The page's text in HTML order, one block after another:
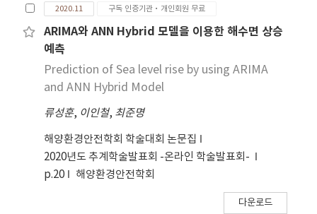
2020.11 구독 인증기관·개인회원 무료
ARIMA와 ANN Hybrid 모델을 이용한 해수면 상승
예측
Prediction of Sea level rise by using ARIMA
and ANN Hybrid Model
류성훈, 이인철, 최준명
해양환경안전학회 학술대회 논문집
2020년도 추계학술발표회 -온라인 학술발표회-
p.20
해양환경안전학회
다운로드